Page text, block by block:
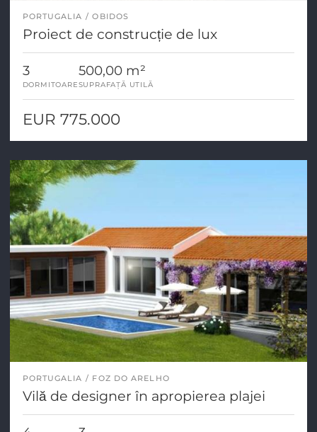
PORTUGALIA OBIDOS
Proiect de construcție de lux
3
DORMITOARE
500,00 m²
SUPRAFAȚĂ UTILĂ
EUR 775.000
PORTUGALIA FOZ DO ARELHO
Vilă de designer în apropierea plajei